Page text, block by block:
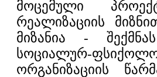
მოცემული
რეალიზაციის
მიზანია -
სოციალურ-
ორგანიზაციის